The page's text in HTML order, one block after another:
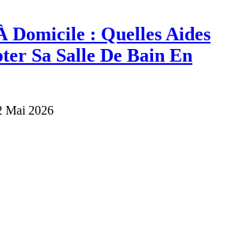
Domicile : Quelles Aides
Sa Salle De Bain En
Mai 2026